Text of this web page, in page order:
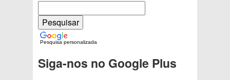
Pesquisa personalizada
Siga-nos no Google Plus